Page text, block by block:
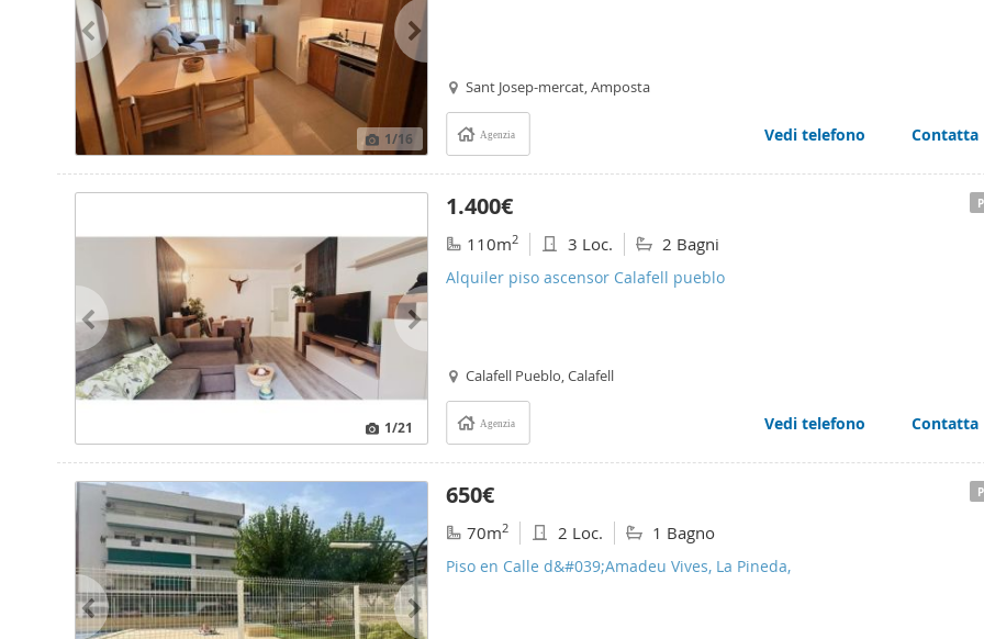
1/16
Sant Josep-mercat, Amposta
Agenzia Vedi telefono Contatta
1/21
1.400€
110m2 3 Loc. 2 Bagni
Alquiler piso ascensor Calafell pueblo
Calafell Pueblo, Calafell
Agenzia Vedi telefono Contatta
650€
70m2 2 Loc. 1 Bagno
Piso en Calle d&#039;Amadeu Vives, La Pineda,